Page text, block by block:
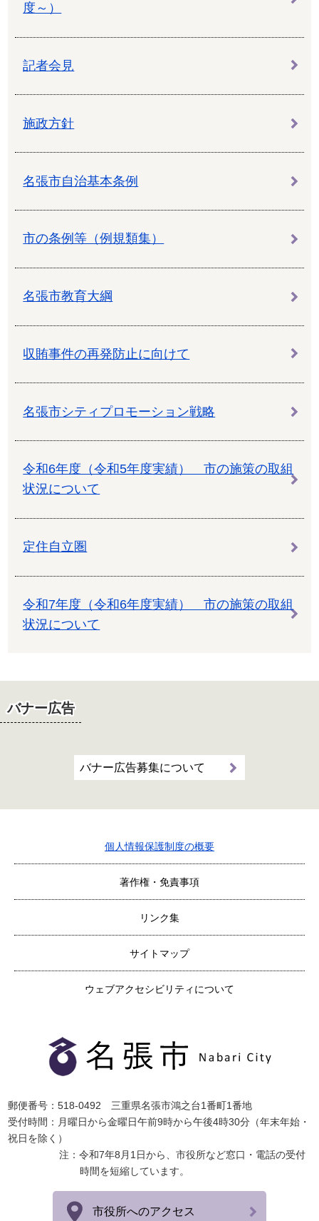
度～）
記者会見
施政方針
名張市自治基本条例
市の条例等（例規類集）
名張市教育大綱
収賄事件の再発防止に向けて
名張市シティプロモーション戦略
令和6年度（令和5年度実績） 市の施策の取組
状況について
定住自立圏
令和7年度（令和6年度実績） 市の施策の取組
状況について
バナー広告
バナー広告募集について
個人情報保護制度の概要
著作権・免責事項
リンク集
サイトマップ
ウェブアクセシビリティについて
郵便番号：518-0492 三重県名張市鴻之台1番町1番地
受付時間：月曜日から金曜日午前9時から午後4時30分（年末年始・
祝日を除く）
注：令和7年8月1日から、市役所など窓口・電話の受付
時間を短縮しています。
市役所へのアクセス